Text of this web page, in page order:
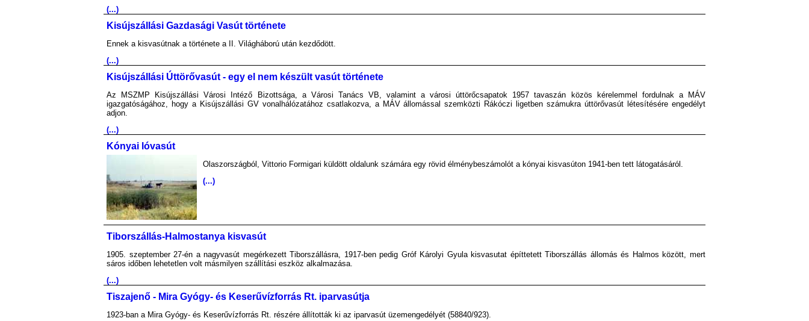
(...)
Kisújszállási Gazdasági Vasút története
Ennek a kisvasútnak a története a II. Világháború után kezdődött.
(...)
Kisújszállási Úttörővasút - egy el nem készült vasút története
Az MSZMP Kisújszállási Városi Intéző Bizottsága, a Városi Tanács VB, valamint a városi úttörőcsapatok 1957 tavaszán közös kérelemmel fordulnak a MÁV
igazgatóságához, hogy a Kisújszállási GV vonalhálózatához csatlakozva, a MÁV állomással szemközti Rákóczi ligetben számukra úttörővasút létesítésére engedélyt
adjon.
(...)
Kónyai lóvasút
Olaszországból, Vittorio Formigari küldött oldalunk számára egy rövid élménybeszámolót a kónyai kisvasúton 1941-ben tett látogatásáról.
(...)
Tiborszállás-Halmostanya kisvasút
1905. szeptember 27-én a nagyvasút megérkezett Tiborszállásra, 1917-ben pedig Gróf Károlyi Gyula kisvasutat építtetett Tiborszállás állomás és Halmos között, mert
sáros időben lehetetlen volt másmilyen szállítási eszköz alkalmazása.
(...)
Tiszajenő - Mira Gyógy- és Keserűvízforrás Rt. iparvasútja
1923-ban a Mira Gyógy- és Keserűvízforrás Rt. részére állították ki az iparvasút üzemengedélyét (58840/923).